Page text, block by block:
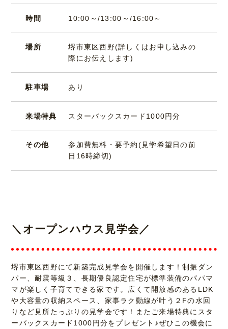
時間 10:00～/13:00～/16:00～
場所
堺市東区西野(詳しくはお申し込みの
際にお伝えします)
駐車場 あり
来場特典 スターバックスカード1000円分
その他
参加費無料・要予約(見学希望日の前
日16時締切)
＼オープンハウス見学会／
堺市東区西野にて新築完成見学会を開催します！制振ダン
パー、耐震等級３、長期優良認定住宅が標準装備のパパマ
マが楽しく子育てできる家です。広くて開放感のあるLDK
や大容量の収納スペース、家事ラク動線が叶う２Fの水回
りなど見所たっぷりの見学会です！またご来場特典にスタ
ーバックスカード1000円分をプレゼント♪ぜひこの機会に